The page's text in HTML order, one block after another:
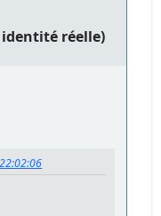
réelle)